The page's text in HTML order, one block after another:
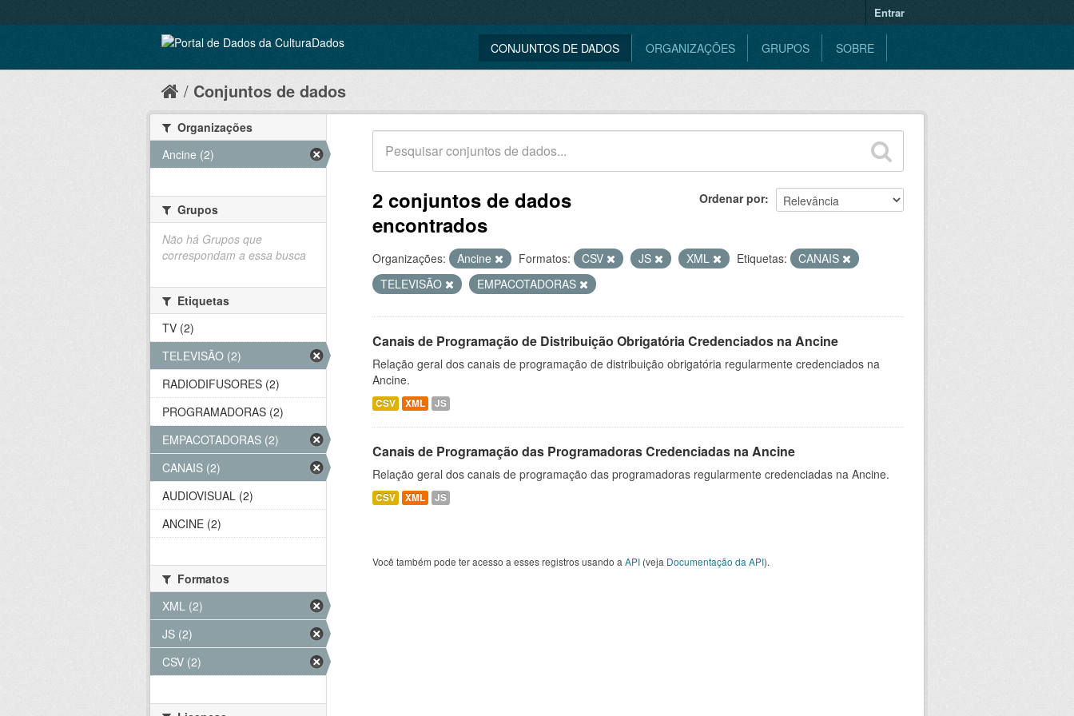
Entrar
CONJUNTOS DE DADOS ORGANIZAÇÕES GRUPOS SOBRE
Conjuntos de dados
Ordenar por
2 conjuntos de dados
encontrados
Organizações: Ancine Formatos: CSV JS XML Etiquetas:
CANAIS
TELEVISÃO
EMPACOTADORAS
Canais de Programação de Distribuição Obrigatória Credenciados na Ancine
Relação geral dos canais de programação de distribuição obrigatória regularmente credenciados na
Ancine.
CSV XML JS
Canais de Programação das Programadoras Credenciadas na Ancine
Relação geral dos canais de programação das programadoras regularmente credenciadas na Ancine.
CSV XML JS
Você também pode ter acesso a esses registros usando a API (veja Documentação da API).
Organizações
Ancine (2)
Grupos
Não há Grupos que
correspondam a essa busca
Etiquetas
TV (2)
TELEVISÃO (2)
RADIODIFUSORES (2)
PROGRAMADORAS (2)
EMPACOTADORAS (2)
CANAIS (2)
AUDIOVISUAL (2)
ANCINE (2)
Formatos
XML (2)
JS (2)
CSV (2)